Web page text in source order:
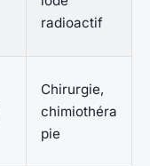
radioactif
Chirurgie,
chimiothéra
pie